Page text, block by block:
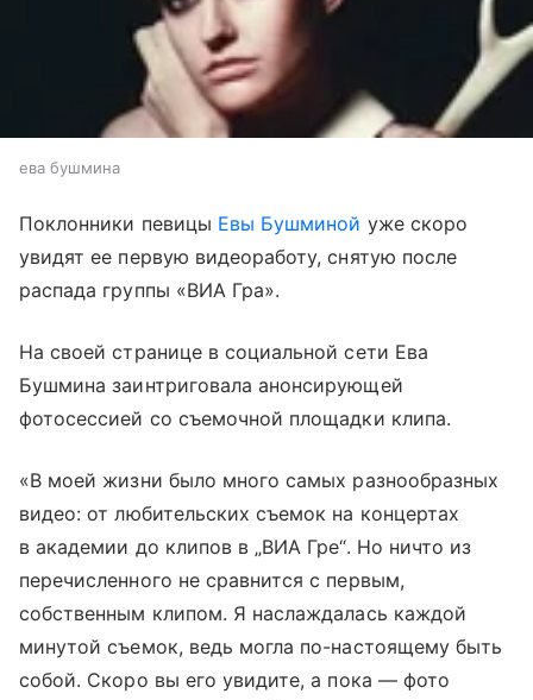
ева бушмина
Поклонники певицы Евы Бушминой уже скоро
увидят ее первую видеоработу, снятую после
распада группы «ВИА Гра».
На своей странице в социальной сети Ева
Бушмина заинтриговала анонсирующей
фотосессией со съемочной площадки клипа.
«В моей жизни было много самых разнообразных
видео: от любительских съемок на концертах
в академии до клипов в „ВИА Гре“. Но ничто из
перечисленного не сравнится с первым,
собственным клипом. Я наслаждалась каждой
минутой съемок, ведь могла по-настоящему быть
собой. Скоро вы его увидите, а пока — фото